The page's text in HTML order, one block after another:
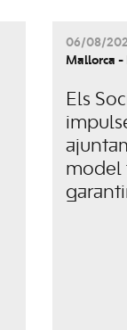
06/08/
Mallorca -
Els
model